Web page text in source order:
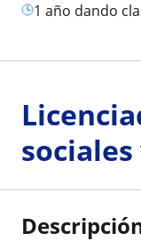
1 año dando